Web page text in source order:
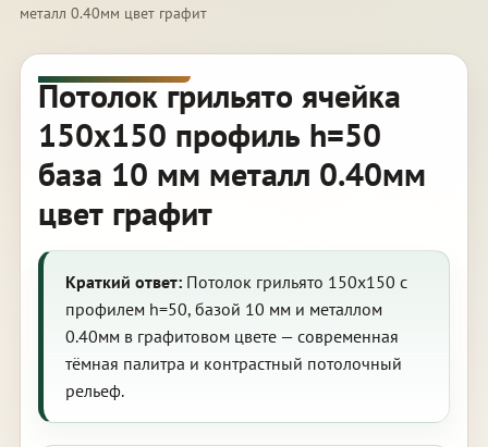
металл 0.40мм цвет графит
Потолок грильято ячейка
150х150 профиль h=50
база 10 мм металл 0.40мм
цвет графит
Краткий ответ:Потолок грильято 150х150 с
профилем h=50, базой 10 мм и металлом
0.40мм в графитовом цвете — современная
тёмная палитра и контрастный потолочный
рельеф.